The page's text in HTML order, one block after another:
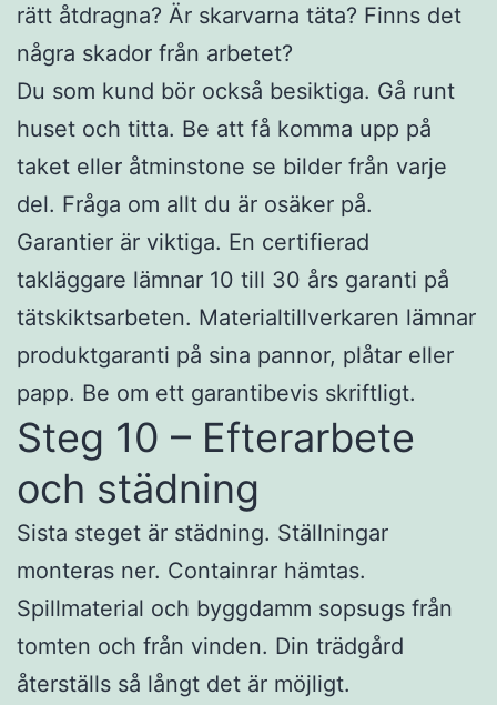
rätt åtdragna? Är skarvarna täta? Finns det
några skador från arbetet?
Du som kund bör också besiktiga. Gå runt
huset och titta. Be att få komma upp på
taket eller åtminstone se bilder från varje
del. Fråga om allt du är osäker på.
Garantier är viktiga. En certifierad
takläggare lämnar 10 till 30 års garanti på
tätskiktsarbeten. Materialtillverkaren lämnar
produktgaranti på sina pannor, plåtar eller
papp. Be om ett garantibevis skriftligt.
Steg 10 – Efterarbete
och städning
Sista steget är städning. Ställningar
monteras ner. Containrar hämtas.
Spillmaterial och byggdamm sopsugs från
tomten och från vinden. Din trädgård
återställs så långt det är möjligt.